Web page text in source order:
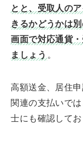
とと、受取人の
きるかどうかは
画面で対応通貨
ましょう 。
高額送金、居住
関連の支払いで
士にも確認してお